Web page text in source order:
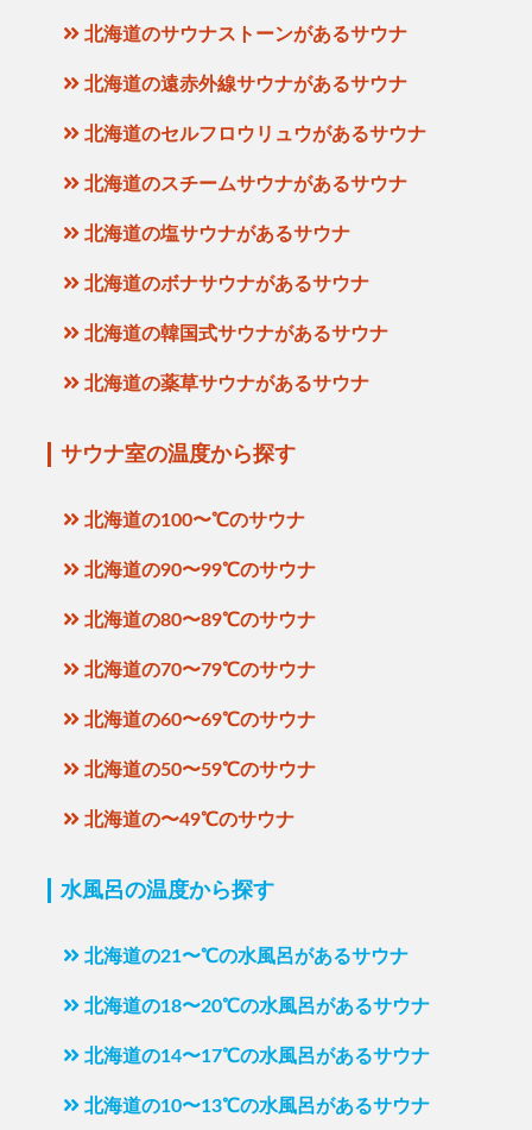
北海道のサウナストーンがあるサウナ
北海道の遠赤外線サウナがあるサウナ
北海道のセルフロウリュウがあるサウナ
北海道のスチームサウナがあるサウナ
北海道の塩サウナがあるサウナ
北海道のボナサウナがあるサウナ
北海道の韓国式サウナがあるサウナ
北海道の薬草サウナがあるサウナ
サウナ室の温度から探す
北海道の100〜℃のサウナ
北海道の90〜99℃のサウナ
北海道の80〜89℃のサウナ
北海道の70〜79℃のサウナ
北海道の60〜69℃のサウナ
北海道の50〜59℃のサウナ
北海道の〜49℃のサウナ
水風呂の温度から探す
北海道の21〜℃の水風呂があるサウナ
北海道の18〜20℃の水風呂があるサウナ
北海道の14〜17℃の水風呂があるサウナ
北海道の10〜13℃の水風呂があるサウナ